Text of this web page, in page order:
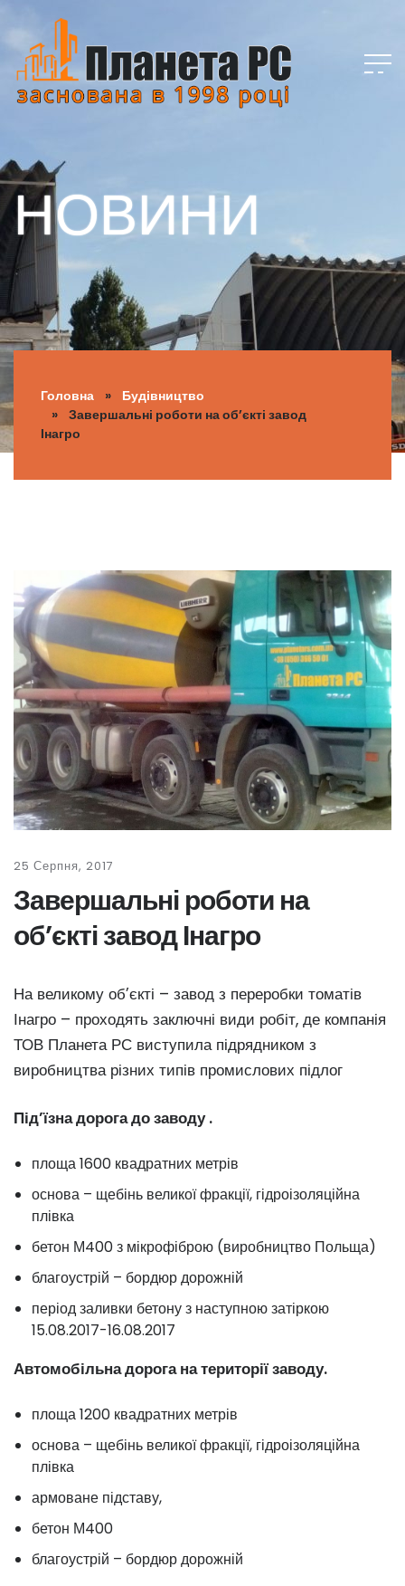
НОВИНИ
Головна » Будівництво
» Завершальні роботи на об’єкті завод
Інагро
25 Серпня, 2017
Завершальні роботи на
об’єкті завод Інагро
На великому об’єкті – завод з переробки томатів
Інагро – проходять заключні види робіт, де компанія
ТОВ Планета РС виступила підрядником з
виробництва різних типів промислових підлог
Під’їзна дорога до заводу .
площа 1600 квадратних метрів
основа – щебінь великої фракції, гідроізоляційна
плівка
бетон М400 з мікрофіброю (виробництво Польща)
благоустрій – бордюр дорожній
період заливки бетону з наступною затіркою
15.08.2017-16.08.2017
Автомобільна дорога на території заводу.
площа 1200 квадратних метрів
основа – щебінь великої фракції, гідроізоляційна
плівка
армоване підставу,
бетон М400
благоустрій – бордюр дорожній